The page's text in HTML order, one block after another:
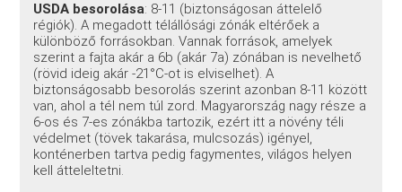
USDA besorolása: 8-11 (biztonságosan áttelelő
régiók). A megadott télállósági zónák eltérőek a
különböző forrásokban. Vannak források, amelyek
szerint a fajta akár a 6b (akár 7a) zónában is nevelhető
(rövid ideig akár -21°C-ot is elviselhet). A
biztonságosabb besorolás szerint azonban 8-11 között
van, ahol a tél nem túl zord. Magyarország nagy része a
6-os és 7-es zónákba tartozik, ezért itt a növény téli
védelmet (tövek takarása, mulcsozás) igényel,
konténerben tartva pedig fagymentes, világos helyen
kell átteleltetni.